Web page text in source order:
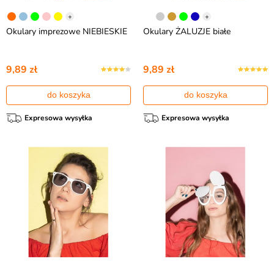
+
Okulary imprezowe NIEBIESKIE
9,89 zł
do koszyka
Expresowa wysyłka
+
Okulary ŻALUZJE białe
9,89 zł
do koszyka
Expresowa wysyłka